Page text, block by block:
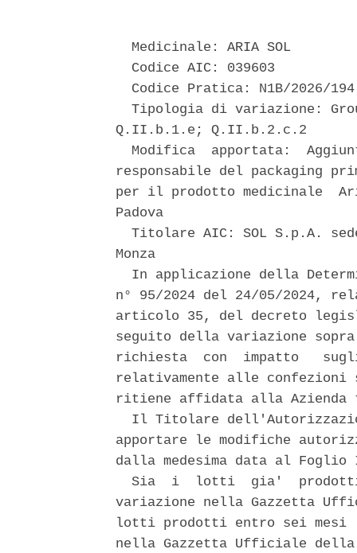
  Medicinale: ARIA SOL
  Codice AIC: 039603
Codice Pratica: N1B/2026/
Tipologia di variazione:
Q.II.b.1.e; Q.II.b.2.c.2
Modifica  apportata:
responsabile del packaging
per il prodotto medicinale
Padova
Titolare AIC: SOL S.p.A.
Monza
In applicazione della
n° 95/2024 del 24/05/2024,
articolo 35, del decreto
seguito della variazione
richiesta  con  impatto
relativamente alle
ritiene affidata alla
Il Titolare
apportare le modifiche
dalla medesima data al
Sia  i  lotti  gia'
variazione nella Gazzetta
lotti prodotti entro sei mesi
nella Gazzetta Ufficiale